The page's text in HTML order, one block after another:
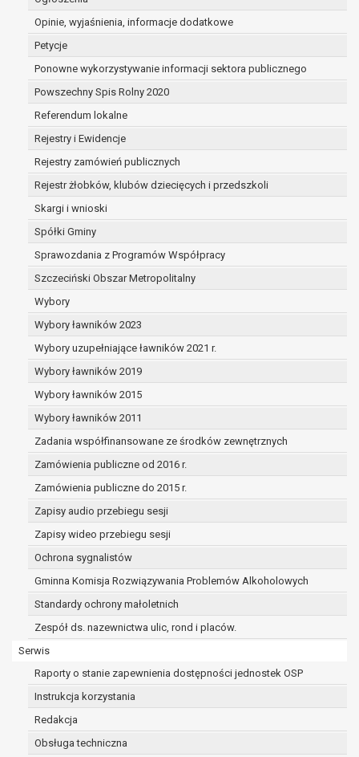
Opinie, wyjaśnienia, informacje dodatkowe
Petycje
Ponowne wykorzystywanie informacji sektora publicznego
Powszechny Spis Rolny 2020
Referendum lokalne
Rejestry i Ewidencje
Rejestry zamówień publicznych
Rejestr żłobków, klubów dziecięcych i przedszkoli
Skargi i wnioski
Spółki Gminy
Sprawozdania z Programów Współpracy
Szczeciński Obszar Metropolitalny
Wybory
Wybory ławników 2023
Wybory uzupełniające ławników 2021 r.
Wybory ławników 2019
Wybory ławników 2015
Wybory ławników 2011
Zadania współfinansowane ze środków zewnętrznych
Zamówienia publiczne od 2016 r.
Zamówienia publiczne do 2015 r.
Zapisy audio przebiegu sesji
Zapisy wideo przebiegu sesji
Ochrona sygnalistów
Gminna Komisja Rozwiązywania Problemów Alkoholowych
Standardy ochrony małoletnich
Zespół ds. nazewnictwa ulic, rond i placów.
Serwis
Raporty o stanie zapewnienia dostępności jednostek OSP
Instrukcja korzystania
Redakcja
Obsługa techniczna
dane są nieprawidłowe lub
niekompletne;
osobowych (tzw. prawo do bycia
zapomnianym) na podstawie art. 17 RODO,
w przypadku gdy:
dane nie są już niezbędne do celów,
sposób przetwarzane,
osoba, której dane dotyczą, wniosła
sprzeciw wobec przetwarzania
osoba, której dane dotyczą wycofała
osobowych, która jest podstawą
przetwarzania danych i nie ma innej
podstawy prawnej przetwarzania
dane osobowe przetwarzane są
niezgodnie z prawem,
dane osobowe muszą być usunięte w
celu wywiązania się z obowiązku
wynikającego z przepisów prawa;
prawo do żądania ograniczenia
przetwarzania danych osobowych na
podstawie art. 18 RODO, w przypadku gdy:
osoba, której dane dotyczą
kwestionuje prawidłowość danych
osobowych – na okres pozwalający
administratorowi sprawdzić
prawidłowość tych danych,
przetwarzanie danych jest niezgodne
z prawem, a osoba, której dane
dotyczą, sprzeciwia się usunięciu
danych, żądając w zamian ich
ograniczenia,
której dane dotyczą, potrzebuje ich do
ustalenia, obrony lub dochodzenia
osoba, której dane dotyczą, wniosła
sprzeciw wobec przetwarzania